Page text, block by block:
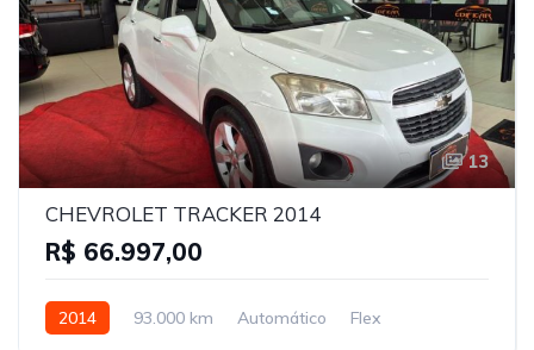
13
CHEVROLET TRACKER 2014
R$ 66.997,00
2014 93.000 km Automático Flex